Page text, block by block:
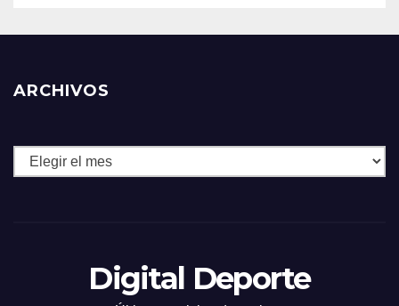
ARCHIVOS
Archivos
Digital Deporte